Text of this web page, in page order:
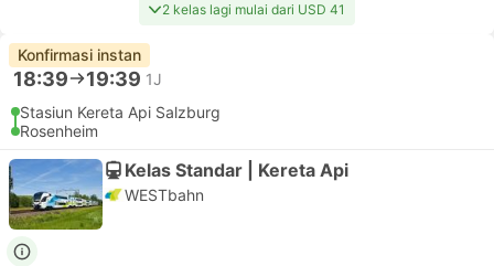
2 kelas lagi mulai dari USD 41
Konfirmasi instan
18:39 19:39 1J
Stasiun Kereta Api Salzburg
Rosenheim
Kelas Standar | Kereta Api
WESTbahn